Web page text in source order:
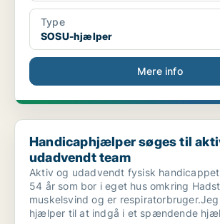
Type
SOSU-hjælper
Mere info
Handicaphjælper søges til aktivt og
Handicaphjælper søges til
udadvendt team
Aktiv og udadvendt fysisk
54 år som bor i eget hus omkring
muskelsvind og er
hjælper til at indgå i et spændende